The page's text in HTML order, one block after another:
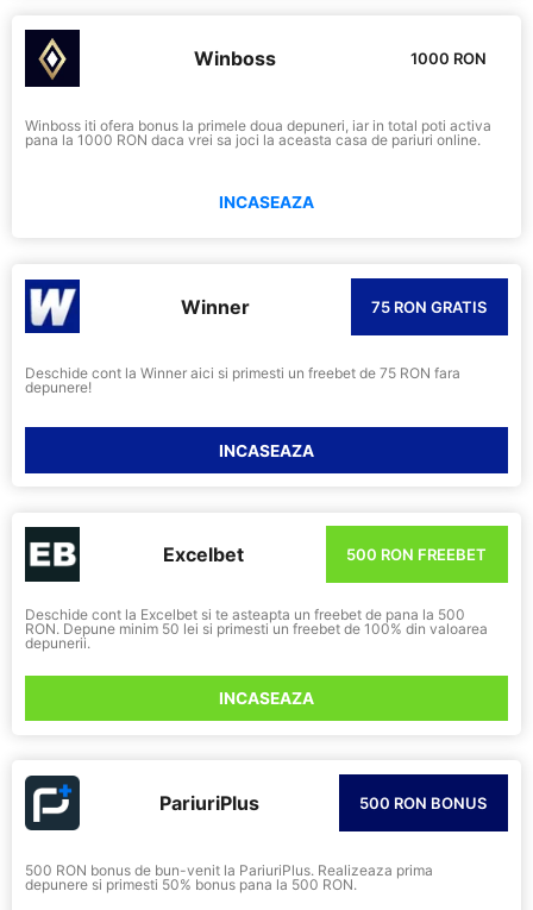
Winboss 1000 RON
Winboss iti ofera bonus la primele doua depuneri, iar in total poti activa
pana la 1000 RON daca vrei sa joci la aceasta casa de pariuri online.
INCASEAZA
Winner 75 RON GRATIS
Deschide cont la Winner aici si primesti un freebet de 75 RON fara
depunere!
INCASEAZA
Excelbet 500 RON FREEBET
Deschide cont la Excelbet si te asteapta un freebet de pana la 500
RON. Depune minim 50 lei si primesti un freebet de 100% din valoarea
depunerii.
INCASEAZA
PariuriPlus 500 RON BONUS
500 RON bonus de bun-venit la PariuriPlus. Realizeaza prima
depunere si primesti 50% bonus pana la 500 RON.